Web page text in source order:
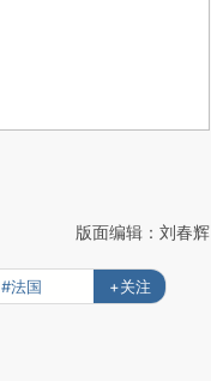
版面编辑：刘春辉
#法国 +关注